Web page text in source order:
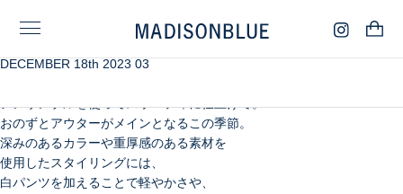
DECEMBER 18th 2023 03
トラッドな趣漂うガンクラブチェックのジャケットに、
おのずとアウターがメインとなるこの季節。
深みのあるカラーや重厚感のある素材を
使用したスタイリングには、
白パンツを加えることで軽やかさや、